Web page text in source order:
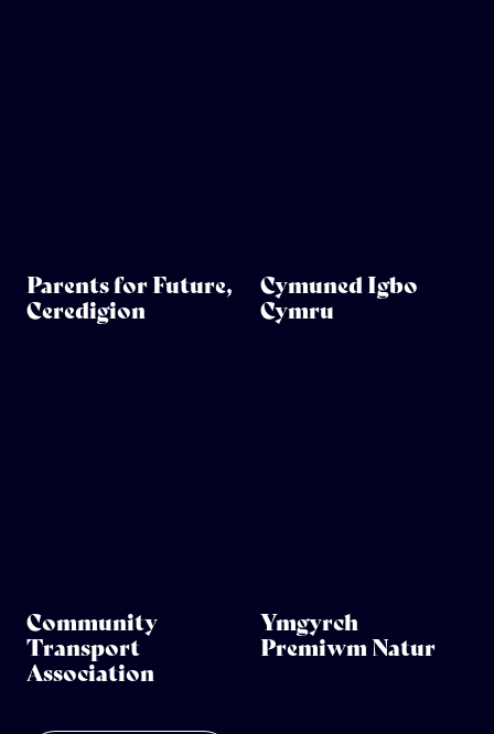
Parents for Future,
Ceredigion
Cymuned Igbo
Cymru
Community
Transport
Association
Ymgyrch
Premiwm Natur